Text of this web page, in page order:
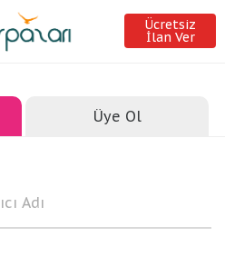
Ücretsiz
İlan Ver
Üye Ol